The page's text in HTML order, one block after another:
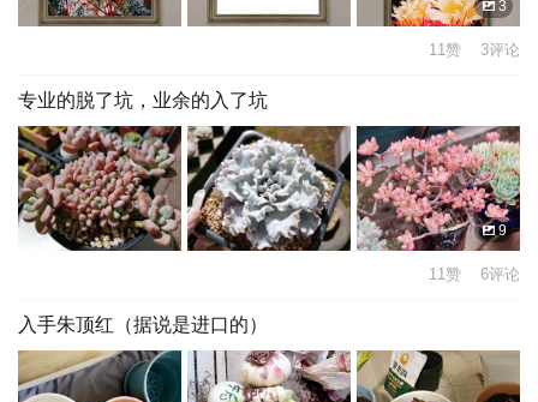
3
11赞 3评论
专业的脱了坑，业余的入了坑
9
11赞 6评论
入手朱顶红（据说是进口的）